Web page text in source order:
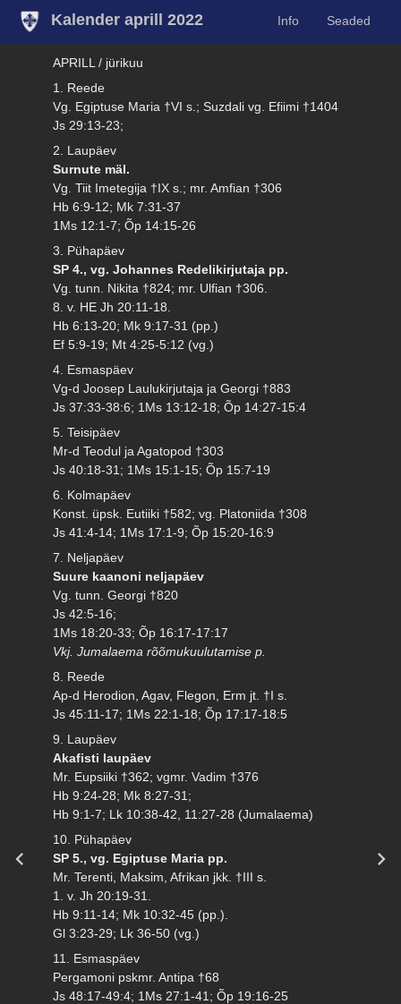
Kalender aprill 2022 Info Seaded
APRILL / jürikuu
1. Reede
Vg. Egiptuse Maria †VI s.; Suzdali vg. Efiimi †1404
Js 29:13-23;
2. Laupäev
Surnute mäl.
Vg. Tiit Imetegija †IX s.; mr. Amfian †306
Hb 6:9-12; Mk 7:31-37
1Ms 12:1-7; Õp 14:15-26
3. Pühapäev
SP 4., vg. Johannes Redelikirjutaja pp.
Vg. tunn. Nikita †824; mr. Ulfian †306.
8. v. HE Jh 20:11-18.
Hb 6:13-20; Mk 9:17-31 (pp.)
Ef 5:9-19; Mt 4:25-5:12 (vg.)
4. Esmaspäev
Vg-d Joosep Laulukirjutaja ja Georgi †883
Js 37:33-38:6; 1Ms 13:12-18; Õp 14:27-15:4
5. Teisipäev
Mr-d Teodul ja Agatopod †303
Js 40:18-31; 1Ms 15:1-15; Õp 15:7-19
6. Kolmapäev
Konst. üpsk. Eutiiki †582; vg. Platoniida †308
Js 41:4-14; 1Ms 17:1-9; Õp 15:20-16:9
7. Neljapäev
Suure kaanoni neljapäev
Vg. tunn. Georgi †820
Js 42:5-16;
1Ms 18:20-33; Õp 16:17-17:17
Vkj. Jumalaema rõõmukuulutamise p.
8. Reede
Ap-d Herodion, Agav, Flegon, Erm jt. †I s.
Js 45:11-17; 1Ms 22:1-18; Õp 17:17-18:5
9. Laupäev
Akafisti laupäev
Mr. Eupsiiki †362; vgmr. Vadim †376
Hb 9:24-28; Mk 8:27-31;
Hb 9:1-7; Lk 10:38-42, 11:27-28 (Jumalaema)
10. Pühapäev
SP 5., vg. Egiptuse Maria pp.
Mr. Terenti, Maksim, Afrikan jkk. †III s.
1. v. Jh 20:19-31.
Hb 9:11-14; Mk 10:32-45 (pp.).
Gl 3:23-29; Lk 36-50 (vg.)
11. Esmaspäev
Pergamoni pskmr. Antipa †68
Js 48:17-49:4; 1Ms 27:1-41; Õp 19:16-25